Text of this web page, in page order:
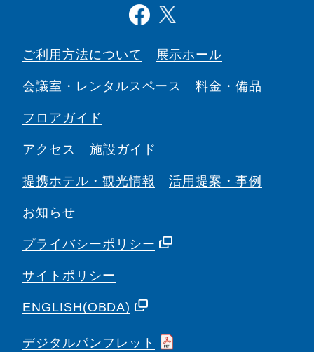
ご利用方法について 展示ホール
会議室・ レンタルスペース 料金・備品
フロアガイド
アクセス 施設ガイド
提携ホテル・観光情報 活用提案・事例
お知らせ
プライバシーポリシー
サイトポリシー
ENGLISH(OBDA)
デジタルパンフレット